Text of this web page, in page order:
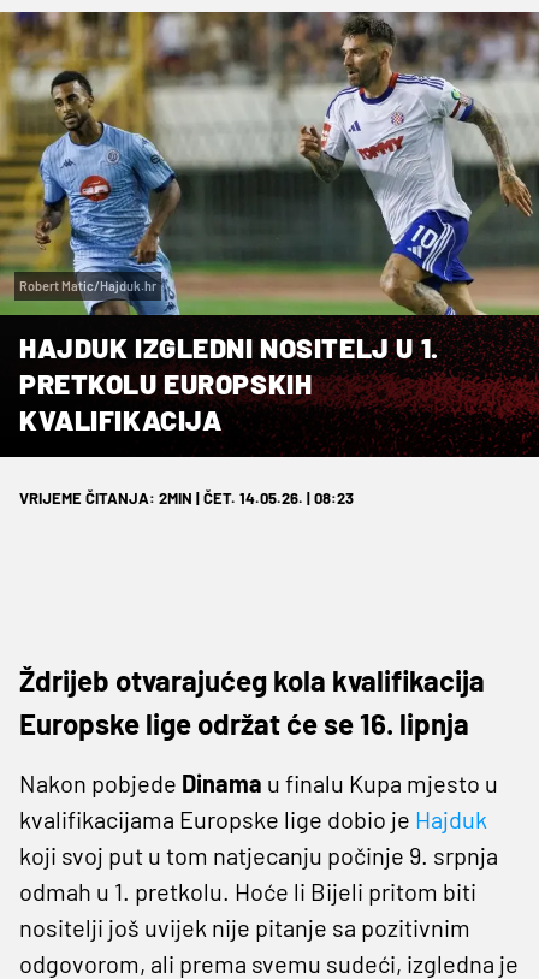
Robert Matic/Hajduk.hr
HAJDUK IZGLEDNI NOSITELJ U 1.
PRETKOLU EUROPSKIH
KVALIFIKACIJA
VRIJEME ČITANJA: 2MIN | ČET. 14.05.26. | 08:23
Ždrijeb otvarajućeg kola kvalifikacija
Europske lige održat će se 16. lipnja
Nakon pobjede Dinama u finalu Kupa mjesto u
kvalifikacijama Europske lige dobio je Hajduk
koji svoj put u tom natjecanju počinje 9. srpnja
odmah u 1. pretkolu. Hoće li Bijeli pritom biti
nositelji još uvijek nije pitanje sa pozitivnim
odgovorom, ali prema svemu sudeći, izgledna je